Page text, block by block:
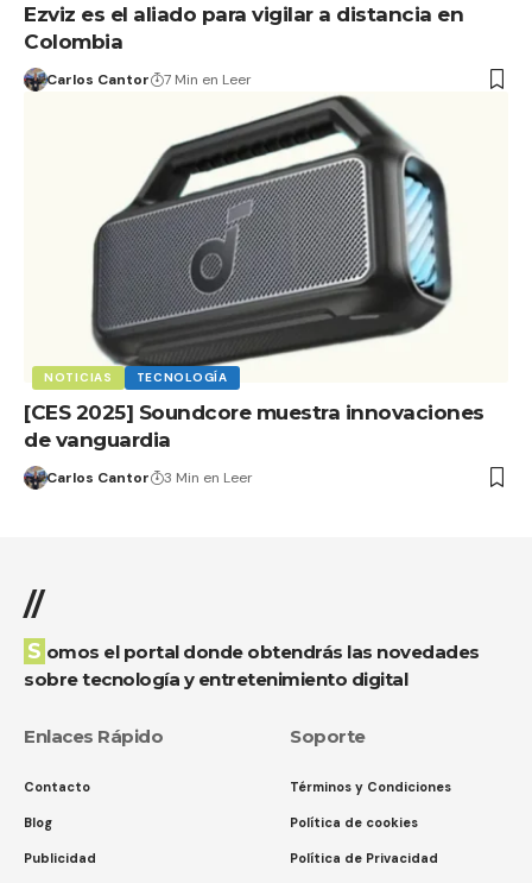
Ezviz es el aliado para vigilar a distancia en
Colombia
Carlos Cantor 7 Min en Leer
NOTICIAS TECNOLOGÍA
[CES 2025] Soundcore muestra innovaciones
de vanguardia
Carlos Cantor 3 Min en Leer
//
Somos el portal donde obtendrás las novedades
sobre tecnología y entretenimiento digital
Enlaces Rápido
Contacto
Blog
Publicidad
Soporte
Términos y Condiciones
Política de cookies
Política de Privacidad